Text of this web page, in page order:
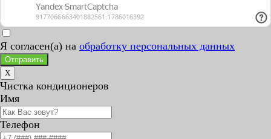
Я согласен(а) на обработку персональных данных
Отправить
X
Чистка кондиционеров
Имя
Телефон